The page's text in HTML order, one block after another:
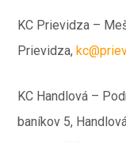
KC Prievidza –
Prievidza,
KC Handlová –
baníkov 5,